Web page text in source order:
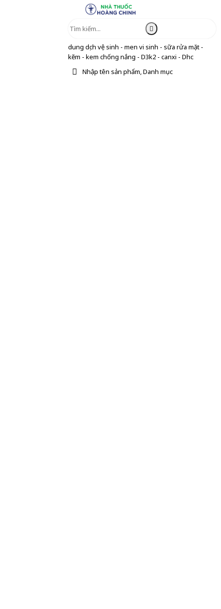
dung dịch vệ sinh - men vi sinh - sữa rửa mặt -
kẽm - kem chống nắng - D3k2 - canxi - Dhc
Nhập tên sản phẩm, Danh mục